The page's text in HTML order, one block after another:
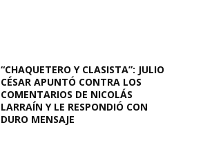
“CHAQUETERO Y CLASISTA”: JULIO
CÉSAR APUNTÓ CONTRA LOS
COMENTARIOS DE NICOLÁS
LARRAÍN Y LE RESPONDIÓ CON
DURO MENSAJE